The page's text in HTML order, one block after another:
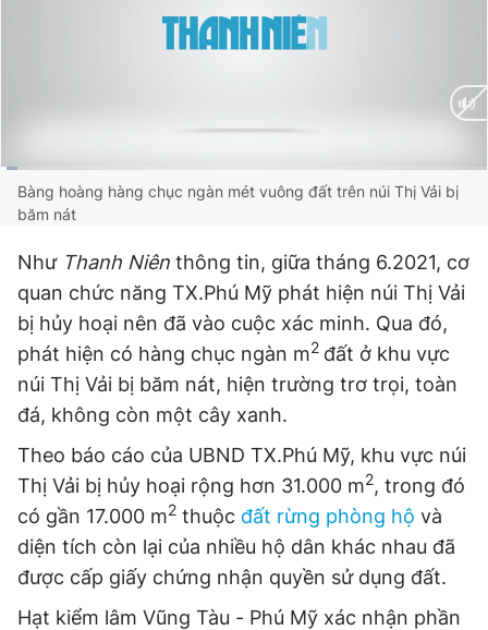
Current
Time
0:02 / Duration
1:27
Bàng hoàng hàng chục ngàn mét vuông đất trên núi Thị Vải bị
băm nát
Như Thanh Niên thông tin, giữa tháng 6.2021, cơ
quan chức năng TX.Phú Mỹ phát hiện núi Thị Vải
bị hủy hoại nên đã vào cuộc xác minh. Qua đó,
phát hiện có hàng chục ngàn m2 đất ở khu vực
núi Thị Vải bị băm nát, hiện trường trơ trọi, toàn
đá, không còn một cây xanh.
Theo báo cáo của UBND TX.Phú Mỹ, khu vực núi
Thị Vải bị hủy hoại rộng hơn 31.000 m2, trong đó
có gần 17.000 m2 thuộc đất rừng phòng hộ và
diện tích còn lại của nhiều hộ dân khác nhau đã
được cấp giấy chứng nhận quyền sử dụng đất.
Hạt kiểm lâm Vũng Tàu - Phú Mỹ xác nhận phần